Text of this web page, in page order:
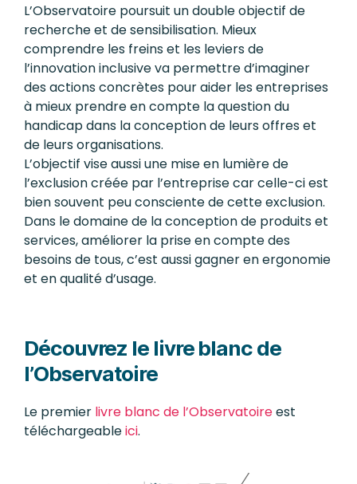
L’Observatoire poursuit un double objectif de
recherche et de sensibilisation. Mieux
comprendre les freins et les leviers de
l’innovation inclusive va permettre d’imaginer
des actions concrètes pour aider les entreprises
à mieux prendre en compte la question du
handicap dans la conception de leurs offres et
de leurs organisations.
L’objectif vise aussi une mise en lumière de
l’exclusion créée par l’entreprise car celle-ci est
bien souvent peu consciente de cette exclusion.
Dans le domaine de la conception de produits et
services, améliorer la prise en compte des
besoins de tous, c’est aussi gagner en ergonomie
et en qualité d’usage.
Découvrez le livre blanc de
l’Observatoire
Le premier livre blanc de l’Observatoireest
téléchargeableici.